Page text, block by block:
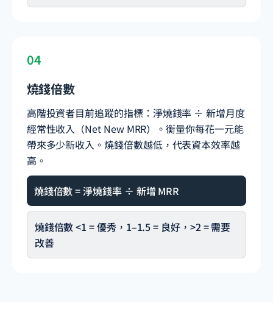
04
燒錢倍數
高階投資者目前追蹤的指標：淨燒錢率 ÷ 新增月度
經常性收入（Net New MRR）。衡量你每花一元能
帶來多少新收入。燒錢倍數越低，代表資本效率越
高。
燒錢倍數 = 淨燒錢率 ÷ 新增 MRR
燒錢倍數 <1 = 優秀，1–1.5 = 良好，>2 = 需要
改善